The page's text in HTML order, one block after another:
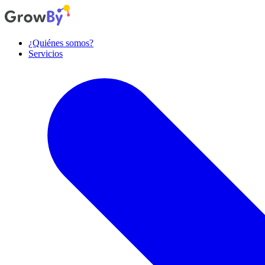
¿Quiénes somos?
Servicios
Diseñamos experiencias y productos centrados en las personas.